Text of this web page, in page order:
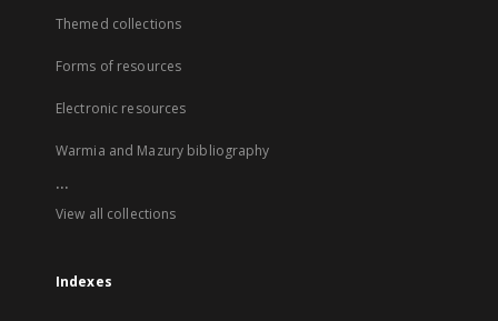
Themed collections
Forms of resources
Electronic resources
Warmia and Mazury bibliography
...
View all collections
Indexes